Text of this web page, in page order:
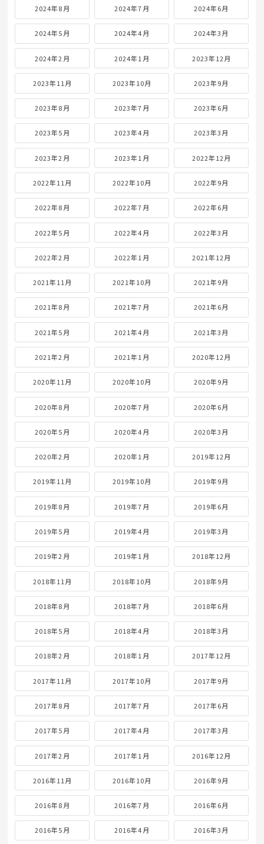
2024年8月 2024年7月 2024年6月
2024年5月 2024年4月 2024年3月
2024年2月 2024年1月 2023年12月
2023年11月 2023年10月 2023年9月
2023年8月 2023年7月 2023年6月
2023年5月 2023年4月 2023年3月
2023年2月 2023年1月 2022年12月
2022年11月 2022年10月 2022年9月
2022年8月 2022年7月 2022年6月
2022年5月 2022年4月 2022年3月
2022年2月 2022年1月 2021年12月
2021年11月 2021年10月 2021年9月
2021年8月 2021年7月 2021年6月
2021年5月 2021年4月 2021年3月
2021年2月 2021年1月 2020年12月
2020年11月 2020年10月 2020年9月
2020年8月 2020年7月 2020年6月
2020年5月 2020年4月 2020年3月
2020年2月 2020年1月 2019年12月
2019年11月 2019年10月 2019年9月
2019年8月 2019年7月 2019年6月
2019年5月 2019年4月 2019年3月
2019年2月 2019年1月 2018年12月
2018年11月 2018年10月 2018年9月
2018年8月 2018年7月 2018年6月
2018年5月 2018年4月 2018年3月
2018年2月 2018年1月 2017年12月
2017年11月 2017年10月 2017年9月
2017年8月 2017年7月 2017年6月
2017年5月 2017年4月 2017年3月
2017年2月 2017年1月 2016年12月
2016年11月 2016年10月 2016年9月
2016年8月 2016年7月 2016年6月
2016年5月 2016年4月 2016年3月